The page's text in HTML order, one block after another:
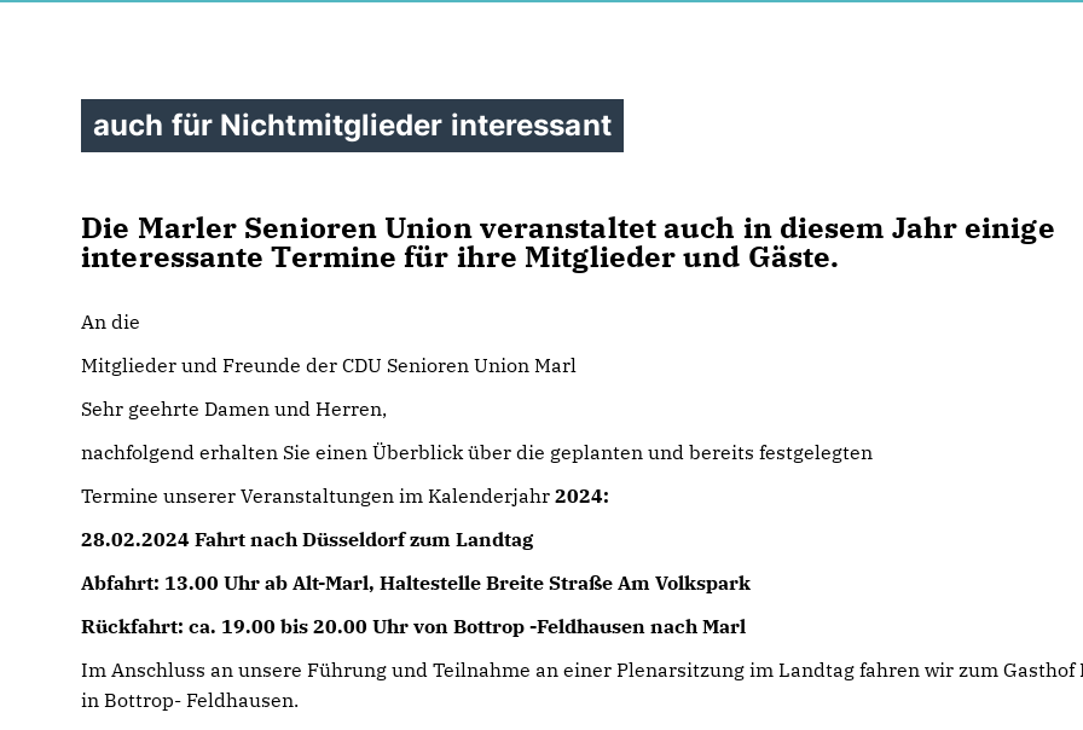
auch für Nichtmitglieder interessant
Die Marler Senioren Union veranstaltet auch in diesem Jahr einige
interessante Termine für ihre Mitglieder und Gäste.
An die
Mitglieder und Freunde der CDU Senioren Union Marl
Sehr geehrte Damen und Herren,
nachfolgend erhalten Sie einen Überblick über die geplanten und bereits festgelegten
Termine unserer Veranstaltungen im Kalenderjahr2024:
28.02.2024 Fahrt nach Düsseldorf zum Landtag
Abfahrt: 13.00 Uhr ab Alt-Marl, Haltestelle Breite Straße Am Volkspark
Rückfahrt: ca. 19.00 bis 20.00 Uhr von Bottrop -Feldhausen nach Marl
Im Anschluss an unsere Führung und Teilnahme an einer Plenarsitzung im Landtag fahren wir zum Gasthof
in Bottrop- Feldhausen.